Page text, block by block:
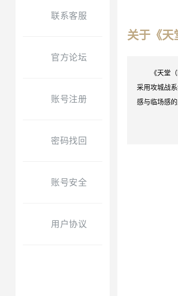
联系客服
官方论坛
账号注册
密码找回
账号安全
用户协议
关于《天
《天堂
采用攻城战
感与临场感的